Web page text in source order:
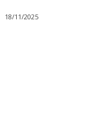
18/11/2025